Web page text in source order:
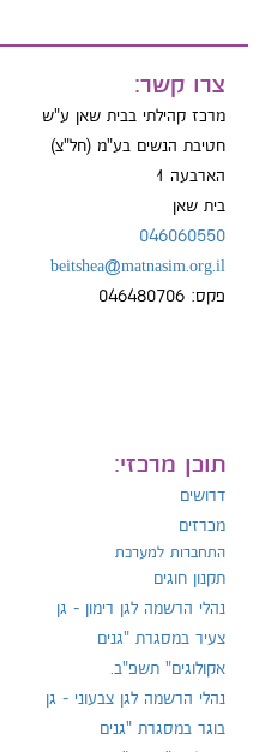
צרו קשר:
מרכז קהילתי בבית שאן ע"ש
חטיבת הנשים בע"מ (חל"צ)
הארבעה 1
בית שאן
046060550
beitshea@matnasim.org.il
פקס: 046480706
תוכן מרכזי:
דרושים
מכרזים
התחברות למערכת
תקנון חוגים
נהלי הרשמה לגן רימון - גן
צעיר במסגרת "גנים
אקולוגים" תשפ"ב.
נהלי הרשמה לגן צבעוני - גן
בוגר במסגרת "גנים